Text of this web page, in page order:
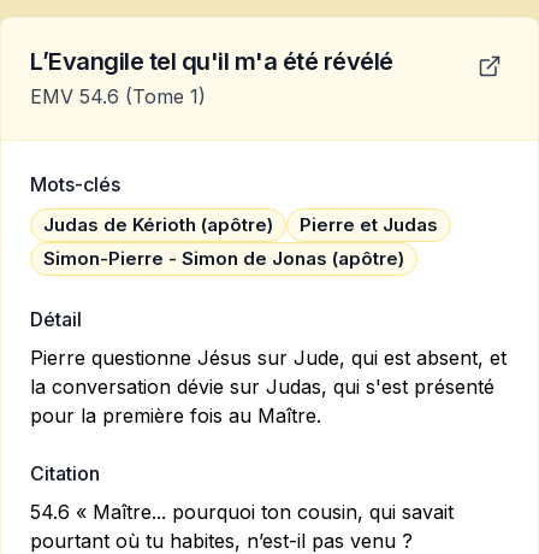
L’Evangile tel qu'il m'a été révélé
EMV 54.6 (Tome 1)
Mots-clés
Judas de Kérioth (apôtre)
Pierre et Judas
Simon-Pierre - Simon de Jonas (apôtre)
Détail
Pierre questionne Jésus sur Jude, qui est absent, et
la conversation dévie sur Judas, qui s'est présenté
pour la première fois au Maître.
Citation
54.6 « Maître... pourquoi ton cousin, qui savait
pourtant où tu habites, n’est-il pas venu ?